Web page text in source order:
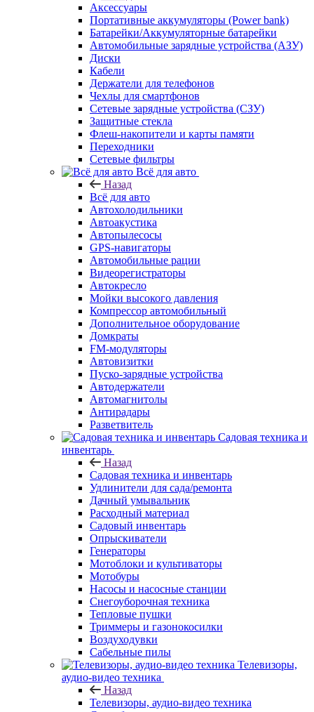
Аксессуары
Портативные аккумуляторы (Power bank)
Батарейки/Аккумуляторные батарейки
Автомобильные зарядные устройства (АЗУ)
Диски
Кабели
Держатели для телефонов
Чехлы для смартфонов
Сетевые зарядные устройства (СЗУ)
Защитные стекла
Флеш-накопители и карты памяти
Переходники
Сетевые фильтры
Всё для авто
Назад
Всё для авто
Автохолодильники
Автоакустика
Автопылесосы
GPS-навигаторы
Автомобильные рации
Видеорегистраторы
Автокресло
Мойки высокого давления
Компрессор автомобильный
Дополнительное оборудование
Домкраты
FM-модуляторы
Автовизитки
Пуско-зарядные устройства
Автодержатели
Автомагнитолы
Антирадары
Разветвитель
Садовая техника и
инвентарь
Назад
Садовая техника и инвентарь
Удлинители для сада/ремонта
Дачный умывальник
Расходный материал
Садовый инвентарь
Опрыскиватели
Генераторы
Мотоблоки и культиваторы
Мотобуры
Насосы и насосные станции
Снегоуборочная техника
Тепловые пушки
Триммеры и газонокосилки
Воздуходувки
Сабельные пилы
Телевизоры,
аудио-видео техника
Назад
Телевизоры, аудио-видео техника